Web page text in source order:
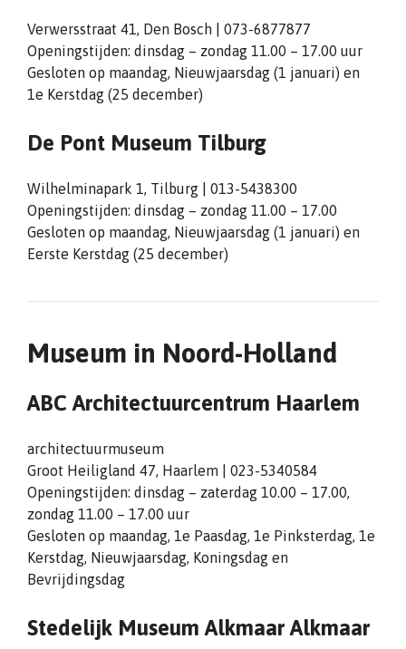
Verwersstraat 41, Den Bosch | 073-6877877
Openingstijden: dinsdag – zondag 11.00 – 17.00 uur
Gesloten op maandag, Nieuwjaarsdag (1 januari) en
1e Kerstdag (25 december)
De Pont Museum Tilburg
Wilhelminapark 1, Tilburg | 013-5438300
Openingstijden: dinsdag – zondag 11.00 – 17.00
Gesloten op maandag, Nieuwjaarsdag (1 januari) en
Eerste Kerstdag (25 december)
Museum in Noord-Holland
ABC Architectuurcentrum Haarlem
architectuurmuseum
Groot Heiligland 47, Haarlem | 023-5340584
Openingstijden: dinsdag – zaterdag 10.00 – 17.00,
zondag 11.00 – 17.00 uur
Gesloten op maandag, 1e Paasdag, 1e Pinksterdag, 1e
Kerstdag, Nieuwjaarsdag, Koningsdag en
Bevrijdingsdag
Stedelijk Museum Alkmaar Alkmaar